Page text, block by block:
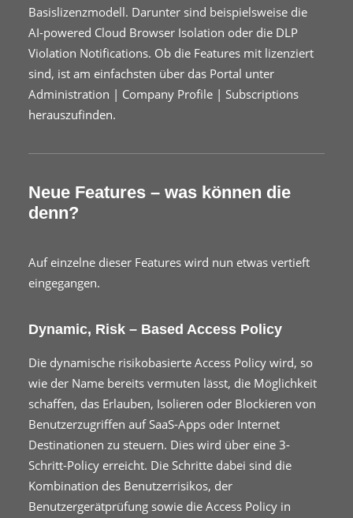
Basislizenzmodell. Darunter sind beispielsweise die
AI-powered Cloud Browser Isolation oder die DLP
Violation Notifications. Ob die Features mit lizenziert
sind, ist am einfachsten über das Portal unter
Administration | Company Profile | Subscriptions
herauszufinden.
Neue Features – was können die
denn?
Auf einzelne dieser Features wird nun etwas vertieft
eingegangen.
Dynamic, Risk – Based Access Policy
Die dynamische risikobasierte Access Policy wird, so
wie der Name bereits vermuten lässt, die Möglichkeit
schaffen, das Erlauben, Isolieren oder Blockieren von
Benutzerzugriffen auf SaaS-Apps oder Internet
Destinationen zu steuern. Dies wird über eine 3-
Schritt-Policy erreicht. Die Schritte dabei sind die
Kombination des Benutzerrisikos, der
Benutzergerätprüfung sowie die Access Policy in